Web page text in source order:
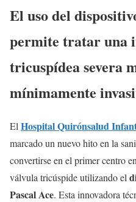
El uso del
permite tratar una
tricuspídea severa
mínimamente
El Hospital Quirónsalud
marcado un nuevo hito en la
convertirse en el primer centro
válvula tricúspide utilizando el
Pascal Ace. Esta innovadora